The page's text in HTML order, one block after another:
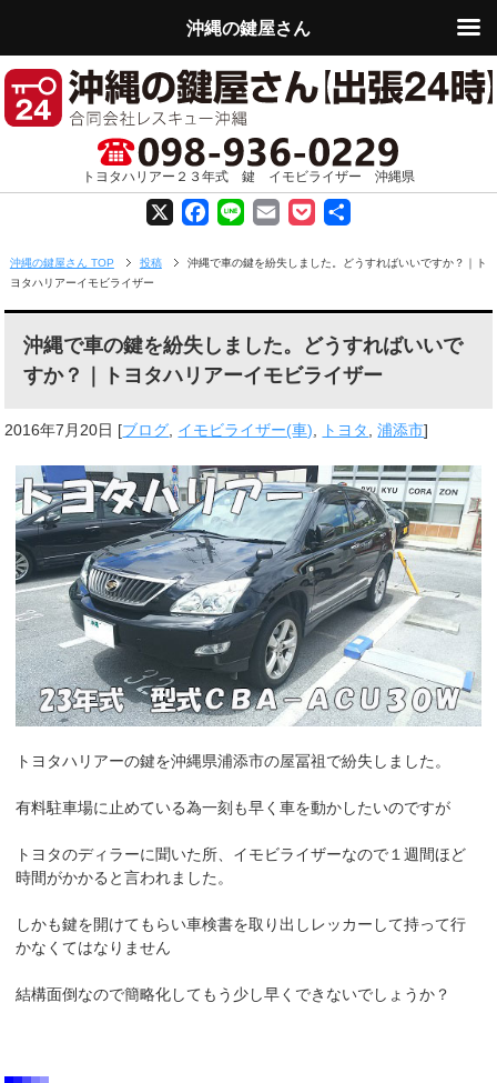
トヨタハリアー２３年式 鍵 イモビライザー 沖縄県
X F
a
e
b
k
L
i
e
E
m
i
l
P
o
k
e
有
沖縄の鍵屋さん TOP 投稿
沖縄で車の鍵を紛失しました。どうすればいいですか？｜ト
ヨタハリアーイモビライザー
沖縄で車の鍵を紛失しました。どうすればいいで
すか？｜トヨタハリアーイモビライザー
2016年7月20日 [ブログ, イモビライザー(車), トヨタ,浦添市]
トヨタハリアーの鍵を沖縄県浦添市の屋冨祖で紛失しました。
有料駐車場に止めている為一刻も早く車を動かしたいのですが
トヨタのディラーに聞いた所、イモビライザーなので１週間ほど
時間がかかると言われました。
しかも鍵を開けてもらい車検書を取り出しレッカーして持って行
かなくてはなりません
結構面倒なので簡略化してもう少し早くできないでしょうか？
沖縄の鍵屋さん